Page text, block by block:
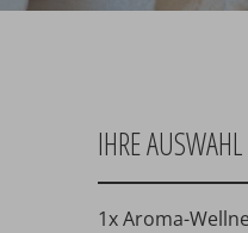
IHRE AUSWAHL
1x Aroma-